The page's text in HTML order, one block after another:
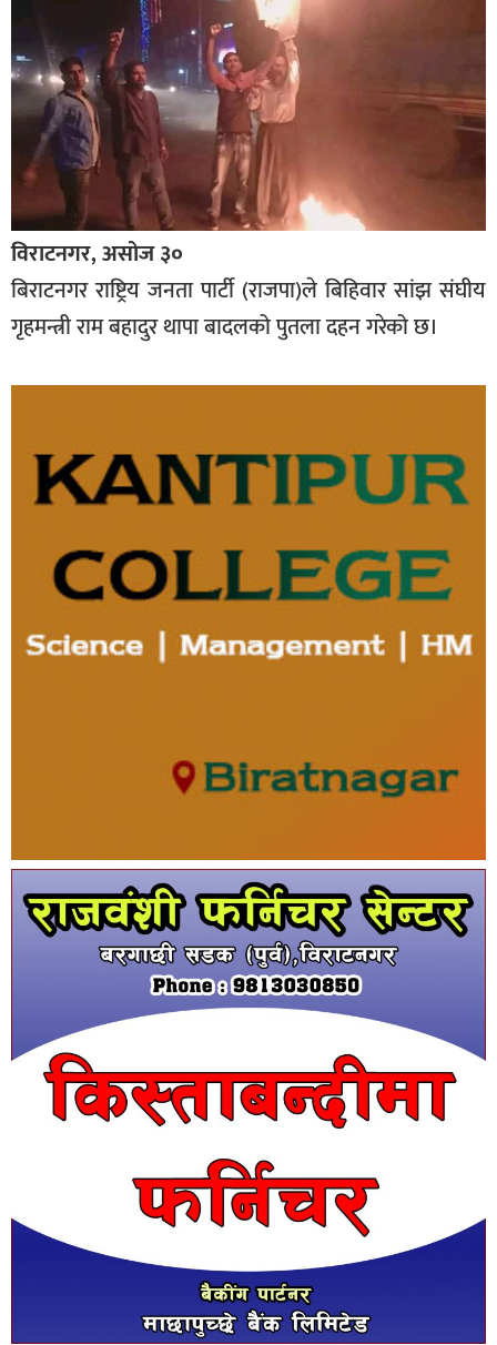
विराटनगर, असोज ३०
बिराटनगर राष्ट्रिय जनता पार्टी (राजपा)ले बिहिवार सांझ संघीय
गृहमन्त्री राम बहादुर थापा बादलको पुतला दहन गरेको छ।